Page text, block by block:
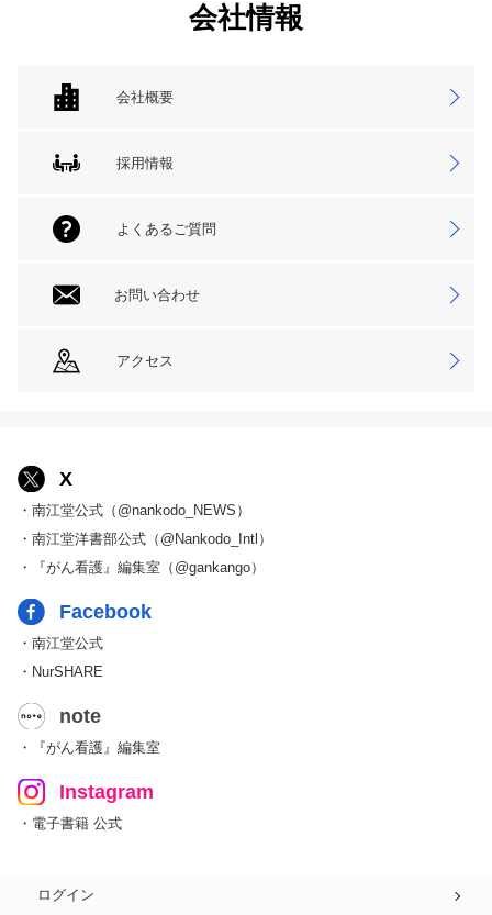
会社情報
会社概要
採用情報
よくあるご質問
お問い合わせ
アクセス
X
・南江堂公式（@nankodo_NEWS）
・南江堂洋書部公式（@Nankodo_Intl）
・『がん看護』編集室（@gankango）
Facebook
・南江堂公式
・NurSHARE
note
・『がん看護』編集室
Instagram
・電子書籍 公式
ログイン